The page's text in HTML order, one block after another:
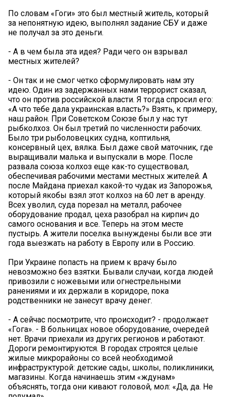
По словам «Гоги» это был местный житель, который
за непонятную идею, выполнял задание СБУ и даже
не получал за это деньги.
- А в чем была эта идея? Ради чего он взрывал
местных жителей?
- Он так и не смог четко сформулировать нам эту
идею. Один из задержанных нами террорист сказал,
что он против российской власти. Я тогда спросил его:
«А что тебе дала украинская власть?» Взять, к примеру,
наш район. При Советском Союзе был у нас тут
рыбколхоз. Он был третий по численности рабочих.
Было три рыболовецких судна, коптильня,
консервный цех, вялка. Был даже свой маточник, где
выращивали малька и выпускали в море. После
развала союза колхоз еще как-то существовал,
обеспечивая рабочими местами местных жителей. А
после Майдана приехал какой-то чудак из Запорожья,
который якобы взял этот колхоз на 60 лет в аренду.
Всех уволил, суда порезал на металл, рабочее
оборудование продал, цеха разобрал на кирпич до
самого основания и все. Теперь на этом месте
пустырь. А жители поселка вынуждены были все эти
года выезжать на работу в Европу или в Россию.
При Украине попасть на прием к врачу было
невозможно без взятки. Бывали случаи, когда людей
привозили с ножевыми или огнестрельными
ранениями и их держали в коридоре, пока
родственники не занесут врачу денег.
- А сейчас посмотрите, что происходит? - продолжает
«Гога». - В больницах новое оборудование, очередей
нет. Врачи приехали из других регионов и работают.
Дороги ремонтируются. В городах строятся целые
жилые микрорайоны со всей необходимой
инфраструктурой: детские сады, школы, поликлиники,
магазины. Когда начинаешь этим «ждунам»
объяснять, тогда они кивают головой, мол: «Да, да. Не